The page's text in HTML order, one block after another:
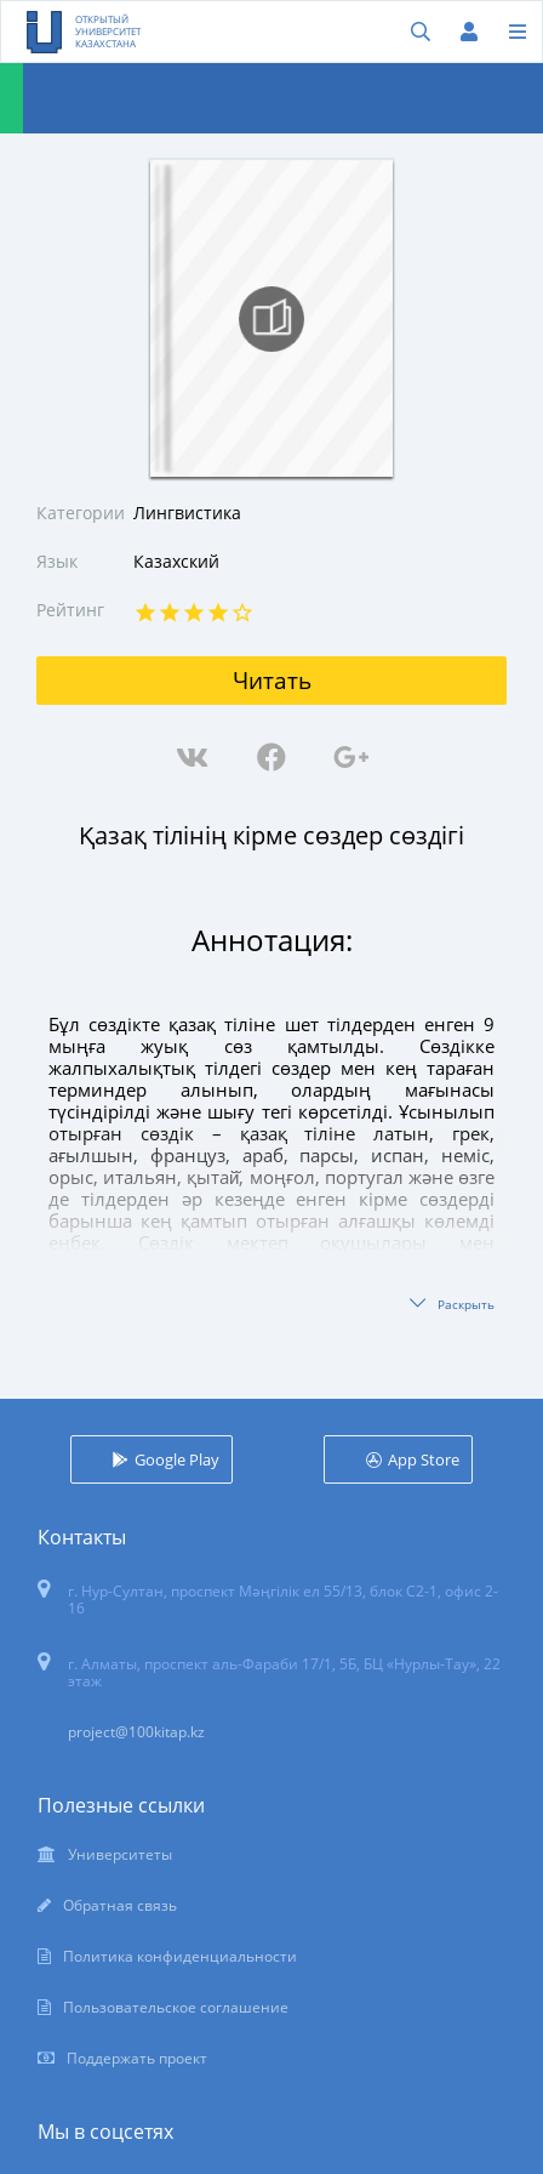
ОТКРЫТЫЙ
УНИВЕРСИТЕТ
КАЗАХСТАНА
Категории Лингвистика
Язык Казахский
Рейтинг
Читать
Қазақ тілінің кірме сөздер сөздігі
Аннотация:
Бұл сөздікте қазақ тіліне шет тілдерден енген 9
мыңға жуық сөз қамтылды. Сөздікке
жалпыхалықтық тілдегі сөздер мен кең тараған
терминдер алынып, олардың мағынасы
түсіндірілді және шығу тегі көрсетілді. Ұсынылып
отырған сөздік – қазақ тіліне латын, грек,
ағылшын, француз, араб, парсы, испан, неміс,
орыс, итальян, қытай̆, моңғол, португал және өзге
де тілдерден әр кезеңде енген кірме сөздерді
барынша кең қамтып отырған алғашқы көлемді
еңбек. Сөздік мектеп оқушылары мен
Раскрыть
Google Play App Store
Контакты
г. Нур-Султан, проспект Мәңгілік ел 55/13, блок С2-1, офис 2-
16
г. Алматы, проспект аль-Фараби 17/1, 5Б, БЦ «Нурлы-Тау», 22
этаж
project@100kitap.kz
Полезные ссылки
Университеты
Обратная связь
Политика конфиденциальности
Пользовательское соглашение
Поддержать проект
Мы в соцсетях